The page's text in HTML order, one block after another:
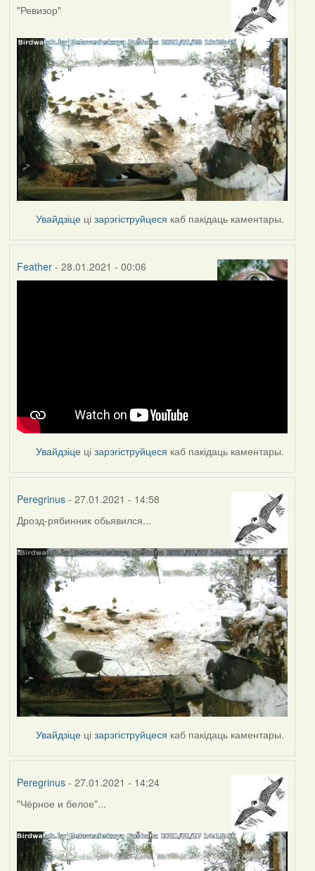
"Ревизор"
Увайдзіце цізарэгіструйцеся каб пакідаць каментары.
Feather- 28.01.2021 - 00:06
Увайдзіце цізарэгіструйцеся каб пакідаць каментары.
Peregrinus- 27.01.2021 - 14:58
Дрозд-рябинник обьявился...
Увайдзіце цізарэгіструйцеся каб пакідаць каментары.
Peregrinus- 27.01.2021 - 14:24
"Чёрное и белое"...